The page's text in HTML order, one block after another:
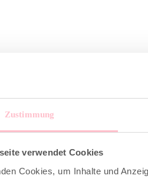
Zustimmung
verwendet Cookies
Cookies, um Inhalte und